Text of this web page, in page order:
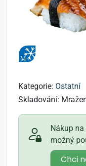
Kategorie: Ostatní
Skladování:
Nákup
možný
Chci